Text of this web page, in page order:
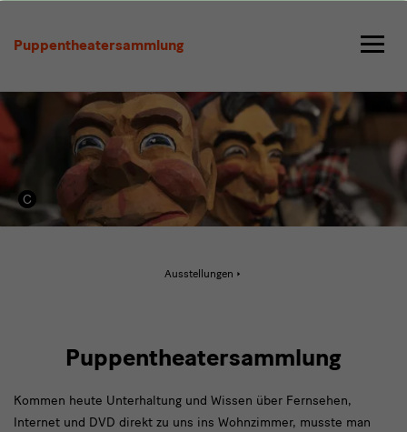
Puppentheatersammlung
Ausstellungen
Puppentheatersammlung
Kommen heute Unterhaltung und Wissen über Fernsehen,
Internet und DVD direkt zu uns ins Wohnzimmer, musste man